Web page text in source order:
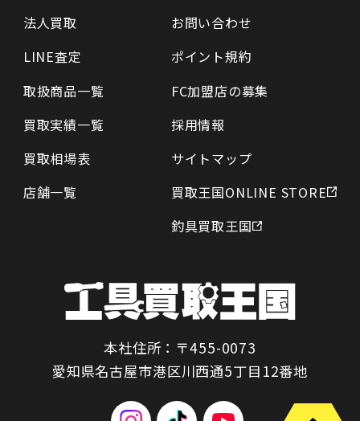
法人買取
LINE査定
取扱商品一覧
買取実績一覧
買取相場表
店舗一覧
お問い合わせ
ポイント規約
FC加盟店の募集
採用情報
サイトマップ
買取王国ONLINE STORE
釣具買取王国
本社住所：〒455-0073
愛知県名古屋市港区川西通5丁目12番地